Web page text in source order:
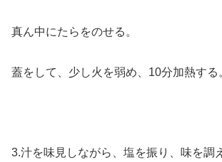
真ん中にたらをのせる。
蓋をして、少し火を弱め、10分加熱する
3.汁を味見しながら、塩を振り、味を調